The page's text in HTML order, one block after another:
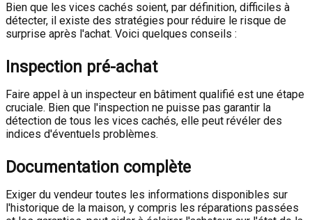
Bien que les vices cachés soient, par définition, difficiles à
détecter, il existe des stratégies pour réduire le risque de
surprise après l'achat. Voici quelques conseils :
Inspection pré-achat
Faire appel à un inspecteur en bâtiment qualifié est une étape
cruciale. Bien que l'inspection ne puisse pas garantir la
détection de tous les vices cachés, elle peut révéler des
indices d'éventuels problèmes.
Documentation complète
Exiger du vendeur toutes les informations disponibles sur
l'historique de la maison, y compris les réparations passées